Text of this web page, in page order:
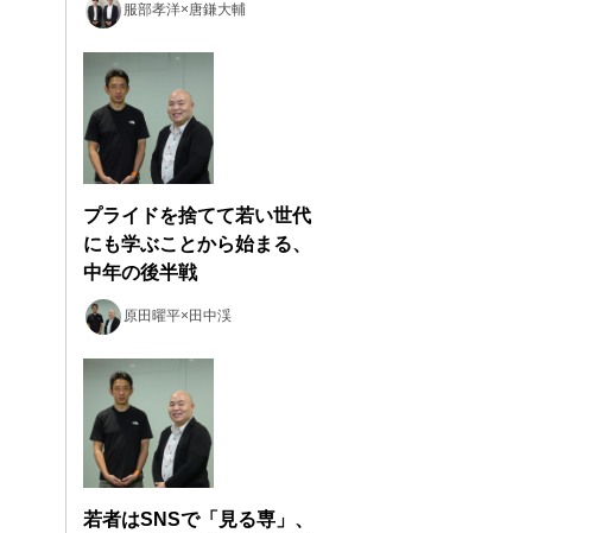
服部孝洋×唐鎌大輔
プライドを捨てて若い世代
にも学ぶことから始まる、
中年の後半戦
原田曜平×田中渓
若者はSNSで「見る専」、